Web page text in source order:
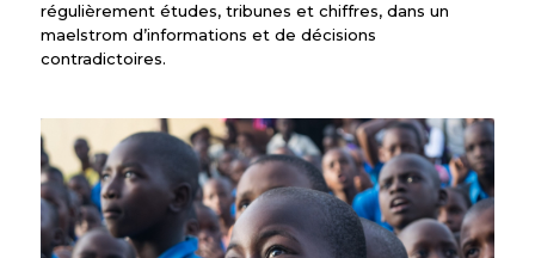
régulièrement études, tribunes et chiffres, dans un
maelstrom d’informations et de décisions
contradictoires.